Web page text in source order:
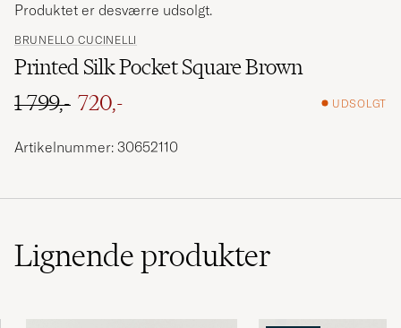
BRUNELLO CUCINELLI
Printed Silk Pocket Square Brown
Ordinary pris
1 799,-
Nedsat pris
720,- UDSOLGT
Produktet er desværre udsolgt.
Artikelnummer: 30652110
Lignendeprodukter